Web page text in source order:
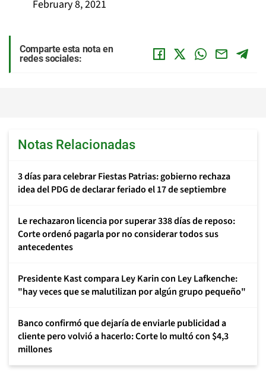
February 8, 2021
Comparte esta nota en
redes sociales:
Notas Relacionadas
3 días para celebrar Fiestas Patrias: gobierno rechaza
idea del PDG de declarar feriado el 17 de septiembre
Le rechazaron licencia por superar 338 días de reposo:
Corte ordenó pagarla por no considerar todos sus
antecedentes
Presidente Kast compara Ley Karin con Ley Lafkenche:
"hay veces que se malutilizan por algún grupo pequeño"
Banco confirmó que dejaría de enviarle publicidad a
cliente pero volvió a hacerlo: Corte lo multó con $4,3
millones